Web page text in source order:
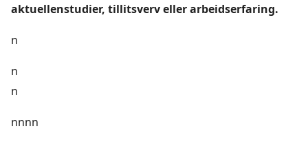
aktuellenstudier, tillitsverv eller arbeidserfaring.
n
n
n
nnnn